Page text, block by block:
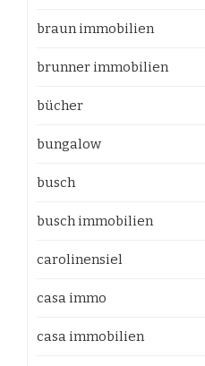
braun immobilien
brunner immobilien
bücher
bungalow
busch
busch immobilien
carolinensiel
casa immo
casa immobilien